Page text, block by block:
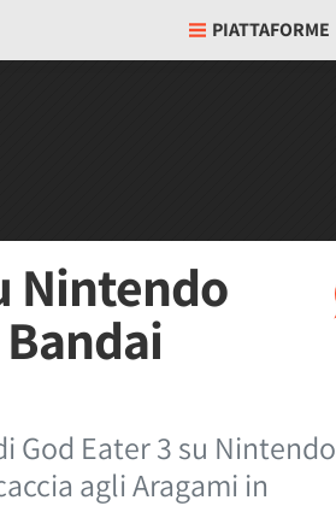
PIATTAFORME
Nintendo
God Eater 3 su Nintendo
agli Aragami in